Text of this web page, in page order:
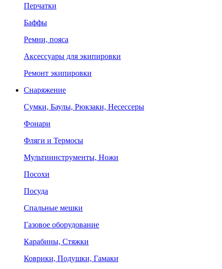
Перчатки
Баффы
Ремни, пояса
Аксессуары для экипировки
Ремонт экипировки
Снаряжение
Сумки, Баулы, Рюкзаки, Несессеры
Фонари
Фляги и Термосы
Мультиинструменты, Ножи
Посохи
Посуда
Спальные мешки
Газовое оборудование
Карабины, Стяжки
Коврики, Подушки, Гамаки